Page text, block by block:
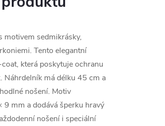
motivem sedmikrásky,
Tento elegantní
která poskytuje ochranu
Náhrdelník má délku 45 cm a
nošení. Motiv
mm a dodává šperku hravý
nošení i speciální